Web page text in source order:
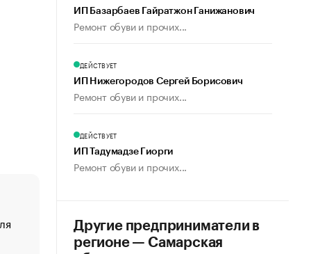
«От спорта тело стареет иначе». Как живет глава
создавшей GTA
ИП Базарбаев Гайратжон Ганижанович
Ремонт обуви и прочих...
ДЕЙСТВУЕТ
ИП Нижегородов Сергей Борисович
Ремонт обуви и прочих...
ДЕЙСТВУЕТ
ИП Тадумадзе Гиорги
Ремонт обуви и прочих...
Другие предприниматели в
регионе — Самарская